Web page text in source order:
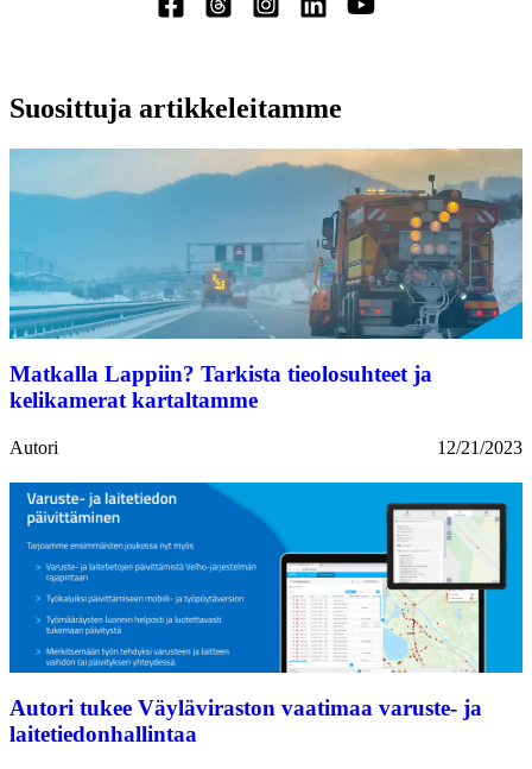
Suosittuja artikkeleitamme
Matkalla Lappiin? Tarkista tieolosuhteet ja
kelikamerat kartaltamme
Autori 12/21/2023
Autori tukee Väyläviraston vaatimaa varuste- ja
laitetiedonhallintaa